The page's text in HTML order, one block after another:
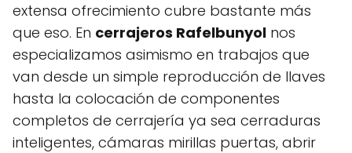
extensa ofrecimiento cubre bastante más
que eso. En cerrajeros Rafelbunyol nos
especializamos asimismo en trabajos que
van desde un simple reproducción de llaves
hasta la colocación de componentes
completos de cerrajería ya sea cerraduras
inteligentes, cámaras mirillas puertas, abrir